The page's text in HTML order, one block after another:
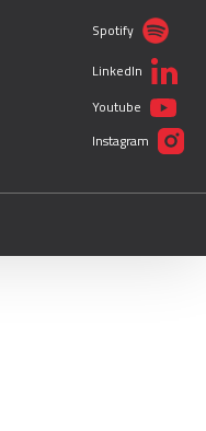
Spotify
LinkedIn
Youtube
Instagram